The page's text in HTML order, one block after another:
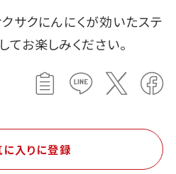
サクにんにくが効いたステ
お楽しみください。
入りに登録